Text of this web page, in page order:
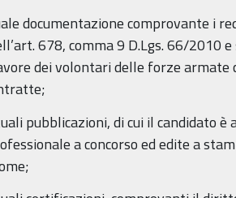
documentazione comprovante i
678, comma 9 D.Lgs. 66/2010
dei volontari delle forze armate
pubblicazioni, di cui il candidato
a concorso ed edite a